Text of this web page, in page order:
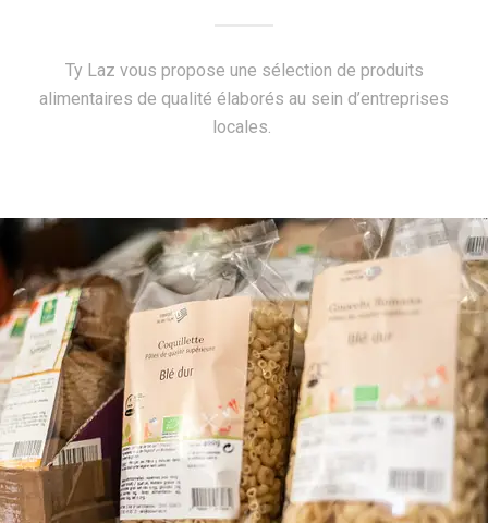
Ty Laz vous propose une sélection de produits
alimentaires de qualité élaborés au sein d’entreprises
locales.